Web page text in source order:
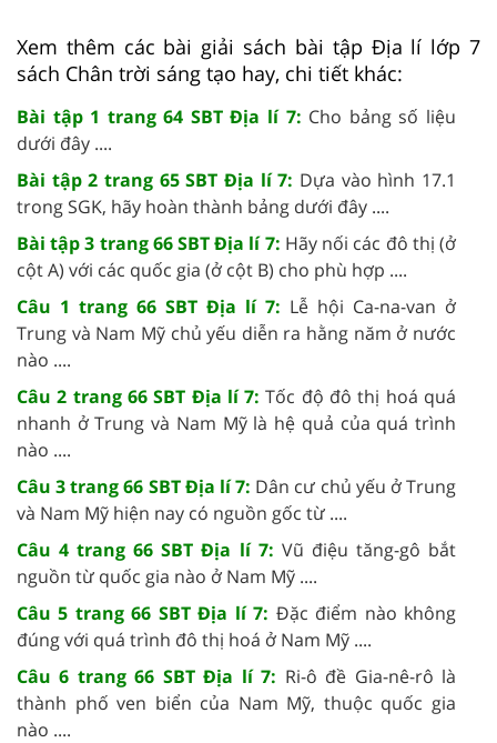
Xem thêm các bài giải sách bài tập Địa lí lớp 7
sách Chân trời sáng tạo hay, chi tiết khác:
Bài tập 1 trang 64 SBT Địa lí 7: Cho bảng số liệu
dưới đây ....
Bài tập 2 trang 65 SBT Địa lí 7: Dựa vào hình 17.1
trong SGK, hãy hoàn thành bảng dưới đây ....
Bài tập 3 trang 66 SBT Địa lí 7: Hãy nối các đô thị (ở
cột A) với các quốc gia (ở cột B) cho phù hợp ....
Câu 1 trang 66 SBT Địa lí 7: Lễ hội Ca-na-van ở
Trung và Nam Mỹ chủ yếu diễn ra hằng năm ở nước
nào ....
Câu 2 trang 66 SBT Địa lí 7:Tốc độ đô thị hoá quá
nhanh ở Trung và Nam Mỹ là hệ quả của quá trình
nào ....
Câu 3 trang 66 SBT Địa lí 7: Dân cư chủ yếu ở Trung
và Nam Mỹ hiện nay có nguồn gốc từ ....
Câu 4 trang 66 SBT Địa lí 7: Vũ điệu tăng-gô bắt
nguồn từ quốc gia nào ở Nam Mỹ ....
Câu 5 trang 66 SBT Địa lí 7: Đặc điểm nào không
đúng với quá trình đô thị hoá ở Nam Mỹ ....
Câu 6 trang 66 SBT Địa lí 7: Ri-ô đề Gia-nê-rô là
thành phố ven biển của Nam Mỹ, thuộc quốc gia
nào ....